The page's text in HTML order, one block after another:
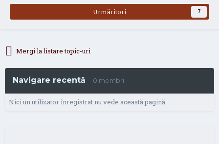
Urmăritori 7
Mergi la listare topic-uri
Navigare recentă 0 membri
Nici un utilizator înregistrat nu vede această pagină.